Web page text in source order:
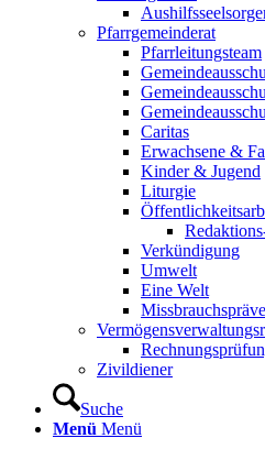
Pfarrgemeinderat
Pfarrleitungsteam
Caritas
Erwachsene &
Kinder & Jugend
Liturgie
Verkündigung
Umwelt
Eine Welt
Zivildiener
Suche
Menü Menü